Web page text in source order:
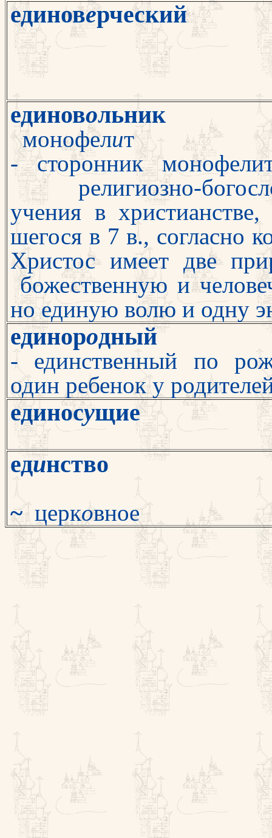
единоверческий
единовольник
монофелит
- сторонник
религиозно-бо
учения в
шегося в 7 в., согласно
Хрис­тос имеет две
божественную и чело
но единую волю и одну
единородный
- единственный по
один ребенок у
единосущие
единство
~церковное